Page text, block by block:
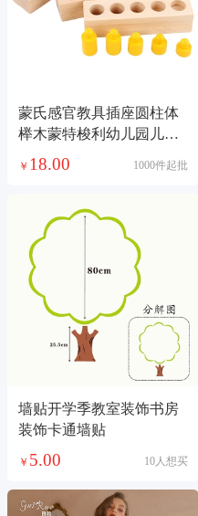
蒙氏感官教具插座圆柱体
榉木蒙特梭利幼儿园儿童
早教蒙台家庭版
￥ 18.00 1000件起批
墙贴开学季教室装饰书房
装饰卡通墙贴
￥ 5.00 10人想买